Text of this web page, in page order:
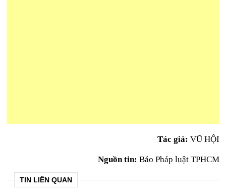
Tác giả: VŨ HỘI
Nguồn tin: Báo Pháp luật TPHCM
TIN LIÊN QUAN